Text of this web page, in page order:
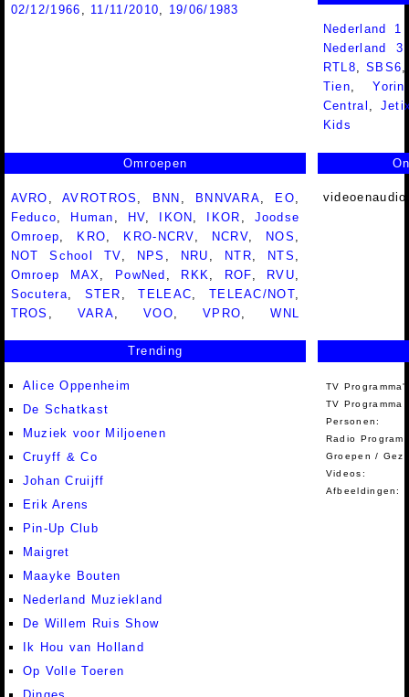
02/12/1966
11/11/2010
19/06/1983
Nederland
Nederland
RTL8,SBS6
Tien,Yorin
Central ,
Kids
Omroepen
AVRO ,AVROTROS BNN BNNVARA EO
Feduco
Human HV IKON IKOR
Joodse
Omroep
KRO KRO-NCRV NCRV NOS
NOT School TV
NPS NRU NTR NTS
Omroep MAX
PowNed RKK ROF RVU
Socutera
STER ,TELEAC TELEAC/NOT
TROS
VARA ,VOO ,VPRO ,WNL
Trending
Alice Oppenheim
De Schatkast
Muziek voor Miljoenen
Cruyff & Co
Johan Cruijff
Erik Arens
Pin-Up Club
Maigret
Maayke Bouten
Nederland Muziekland
De Willem Ruis Show
Ik Hou van Holland
Op Volle Toeren
TV
TV Programma
Personen:
Radio
Groepen /
Videos:
Afbeeldingen: